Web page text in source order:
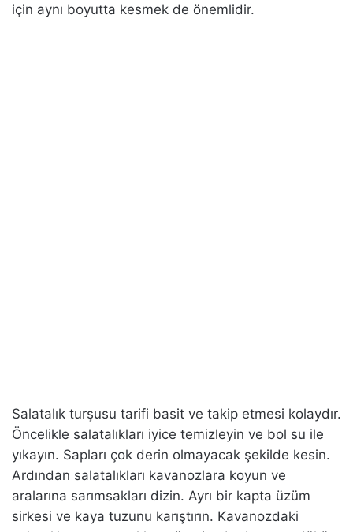
için aynı boyutta kesmek de önemlidir.
Salatalık turşusu tarifi basit ve takip etmesi kolaydır.
Öncelikle salatalıkları iyice temizleyin ve bol su ile
yıkayın. Sapları çok derin olmayacak şekilde kesin.
Ardından salatalıkları kavanozlara koyun ve
aralarına sarımsakları dizin. Ayrı bir kapta üzüm
sirkesi ve kaya tuzunu karıştırın. Kavanozdaki